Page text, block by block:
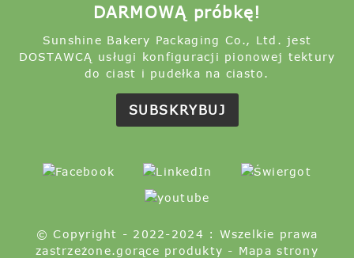
DARMOWĄ próbkę!
Sunshine Bakery Packaging Co., Ltd. jest
DOSTAWCĄ usługi konfiguracji pionowej tektury
do ciast i pudełka na ciasto.
SUBSKRYBUJ
© Copyright - 2022-2024 : Wszelkie prawa
zastrzeżone.gorące produkty - Mapa strony